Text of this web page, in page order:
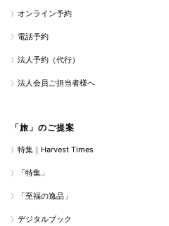
オンライン予約
電話予約
法人予約（代行）
法人会員ご担当者様へ
「旅」のご提案
特集｜Harvest Times
「特集」
「至福の逸品」
デジタルブック